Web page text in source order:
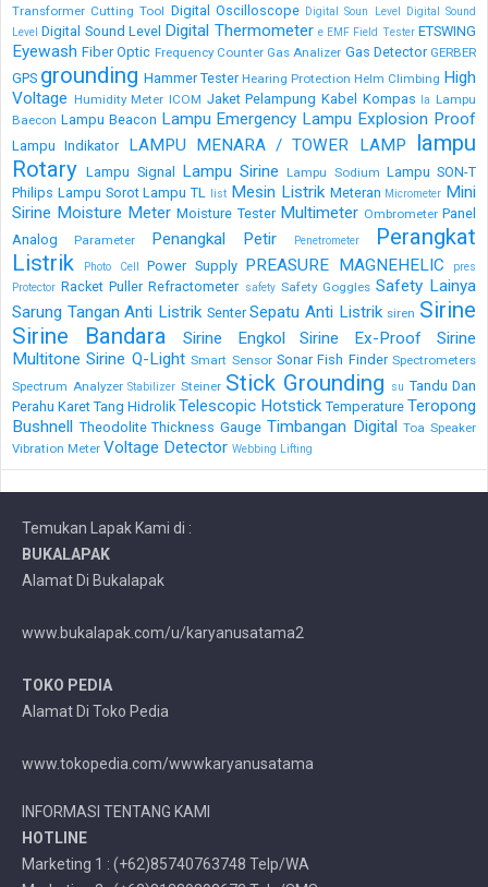
Transformer Cutting Tool Digital Oscilloscope Digital Soun Level Digital Sound
Level Digital Sound Level Digital Thermometer e EMF Field Tester ETSWING
Eyewash Fiber Optic Frequency Counter Gas Analizer Gas Detector GERBER
GPS grounding Hammer Tester Hearing Protection Helm Climbing High
Voltage Humidity Meter ICOM Jaket Pelampung Kabel Kompas la Lampu
Baecon Lampu Beacon Lampu Emergency Lampu Explosion Proof
Lampu Indikator LAMPU MENARA / TOWER LAMP
lampu
Rotary Lampu Signal Lampu Sirine Lampu Sodium Lampu SON-T
Philips Lampu Sorot Lampu TL list Mesin Listrik Meteran Micrometer Mini
Sirine Moisture Meter Moisture Tester Multimeter Ombrometer Panel
Analog
Parameter Penangkal Petir Penetrometer
Perangkat
Listrik
Photo Cell Power Supply PREASURE MAGNEHELIC
pres
Protector Racket Puller Refractometer safety Safety Goggles Safety Lainya
Sarung Tangan Anti Listrik Senter Sepatu Anti Listrik siren Sirine
Sirine Bandara
Sirine Engkol Sirine Ex-Proof
Sirine
Multitone Sirine Q-Light Smart Sensor Sonar Fish Finder Spectrometers
Spectrum Analyzer Stabilizer Steiner Stick Grounding su Tandu Dan
Perahu Karet Tang Hidrolik Telescopic Hotstick Temperature Teropong
Bushnell Theodolite Thickness Gauge Timbangan Digital Toa Speaker
Vibration Meter Voltage Detector Webbing Lifting
Temukan Lapak Kami di :
BUKALAPAK
Alamat Di Bukalapak
www.bukalapak.com/u/karyanusatama2
TOKO PEDIA
Alamat Di Toko Pedia
www.tokopedia.com/wwwkaryanusatama
INFORMASI TENTANG KAMI
HOTLINE
Marketing 1 : (+62)85740763748 Telp/WA